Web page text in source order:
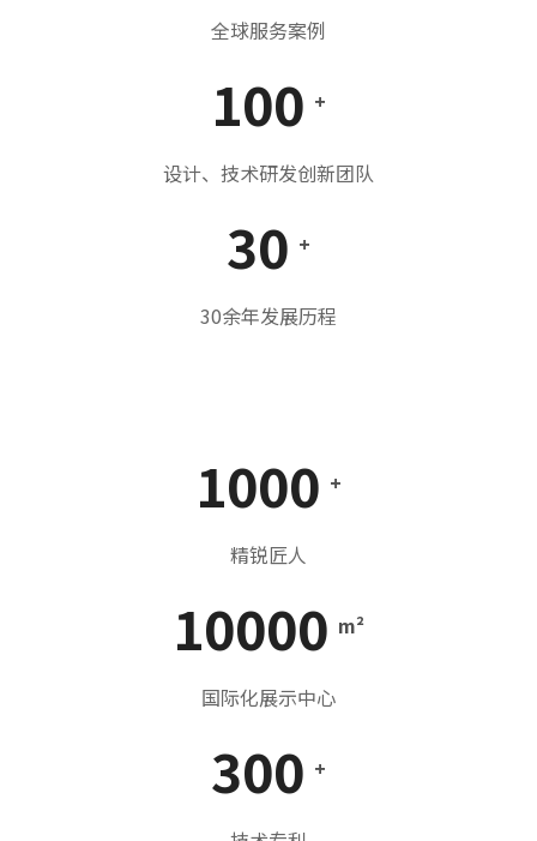
全球服务案例
100 +
设计、技术研发创新团队
30 +
30余年发展历程
1000 +
精锐匠人
10000 m²
国际化展示中心
300 +